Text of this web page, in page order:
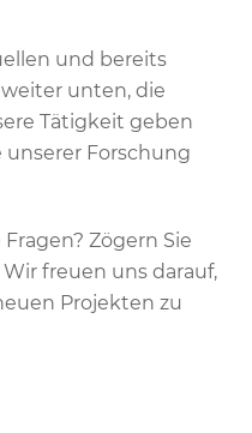
und bereits
unten, die
Tätigkeit geben
Forschung
Zögern Sie
freuen uns darauf,
Projekten zu